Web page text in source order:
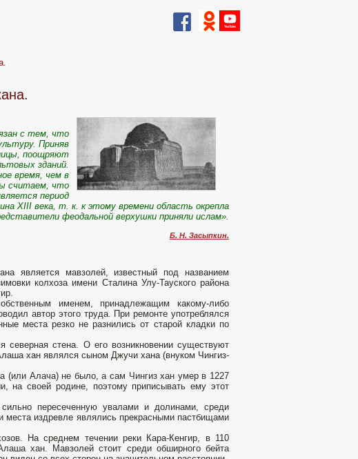
с тем, что
Приняв
поощряют
зданий.
время, чем в
считаем, что
период
XIII века, т. к. к этому времени область окрепла
феодальной верхушки приняли ислам».
Б. Н. Засыпкин.
является мавзолей, известный под названием
колхоза имени Сталина Улу-Тауского района
именем, принадлежащим какому-либо
автор этого труда. При ремонте употреблялся
места резко не разнились от старой кладки по
северная стена. О его возникновении существуют
хан являлся сыном Джучи хана (внуком Чингиз-
(или Алача) не было, а сам Чингиз хан умер в 1227
на своей родине, поэтому приписывать ему этот
пересеченную увалами и долинами, среди
издревле являлись прекрасными пастбищами
На среднем течении реки Кара-Кенгир, в 110
хан. Мавзолей стоит среди обширного бейта